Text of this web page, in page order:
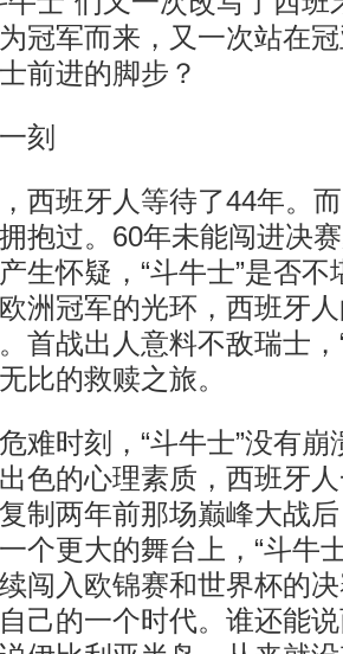
冠军而来，又一次站在
前进的脚步？
刻
班牙人等待了44年。而
抱过。60年未能闯进决
生怀疑，“斗牛士”是否
洲冠军的光环，西班牙
首战出人意料不敌瑞士，
比的救赎之旅。
时刻，“斗牛士”没有崩
色的心理素质，西班牙
制两年前那场巅峰大战
个更大的舞台上，“斗牛
闯入欧锦赛和世界杯的
己的一个时代。谁还能